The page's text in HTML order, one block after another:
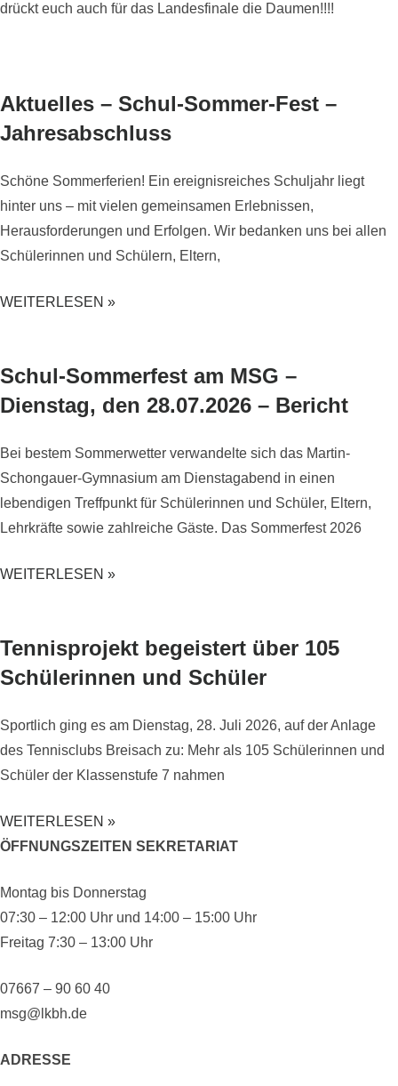
drückt euch auch für das Landesfinale die Daumen!!!!
Aktuelles – Schul-Sommer-Fest –
Jahresabschluss
Schöne Sommerferien! Ein ereignisreiches Schuljahr liegt
hinter uns – mit vielen gemeinsamen Erlebnissen,
Herausforderungen und Erfolgen. Wir bedanken uns bei allen
Schülerinnen und Schülern, Eltern,
WEITERLESEN »
Schul-Sommerfest am MSG –
Dienstag, den 28.07.2026 – Bericht
Bei bestem Sommerwetter verwandelte sich das Martin-
Schongauer-Gymnasium am Dienstagabend in einen
lebendigen Treffpunkt für Schülerinnen und Schüler, Eltern,
Lehrkräfte sowie zahlreiche Gäste. Das Sommerfest 2026
WEITERLESEN »
Tennisprojekt begeistert über 105
Schülerinnen und Schüler
Sportlich ging es am Dienstag, 28. Juli 2026, auf der Anlage
des Tennisclubs Breisach zu: Mehr als 105 Schülerinnen und
Schüler der Klassenstufe 7 nahmen
WEITERLESEN »
ÖFFNUNGSZEITEN SEKRETARIAT
Montag bis Donnerstag
07:30 – 12:00 Uhr und 14:00 – 15:00 Uhr
Freitag 7:30 – 13:00 Uhr
07667 – 90 60 40
msg@lkbh.de
ADRESSE